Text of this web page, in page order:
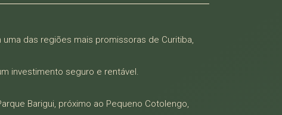
das regiões mais promissoras de Curitiba,
investimento seguro e rentável.
Barigui, próximo ao Pequeno Cotolengo,